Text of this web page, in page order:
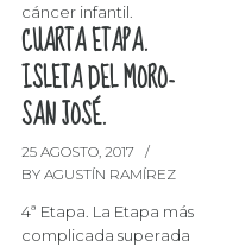
cáncer infantil.
CUARTA ETAPA.
ISLETA DEL MORO-
SAN JOSÉ.
25 AGOSTO, 2017
BY AGUSTÍN RAMÍREZ
4ª Etapa. La Etapa más
complicada superada